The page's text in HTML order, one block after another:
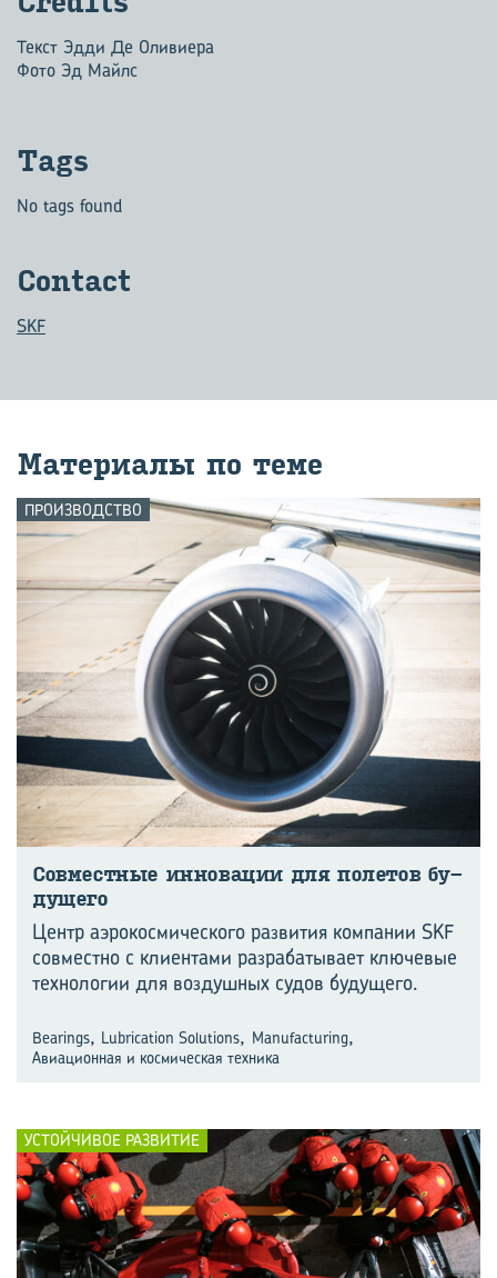
Текст Эдди Де Оливиера
Фото Эд Майлс
Tags
No tags found
Contact
SKF
Ма­те­ри­а­лы по теме
ПРОИЗВОДСТВО
Сов­мест­ные ин­но­ва­ции для по­ле­тов бу­
ду­ще­го
Центр аэрокосмического развития компании SKF
совместно с клиентами разрабатывает ключевые
технологии для воздушных судов будущего.
Bearings, Lubrication Solutions, Manufacturing,
Авиационная и космическая техника
УСТОЙЧИВОЕ РАЗВИТИЕ